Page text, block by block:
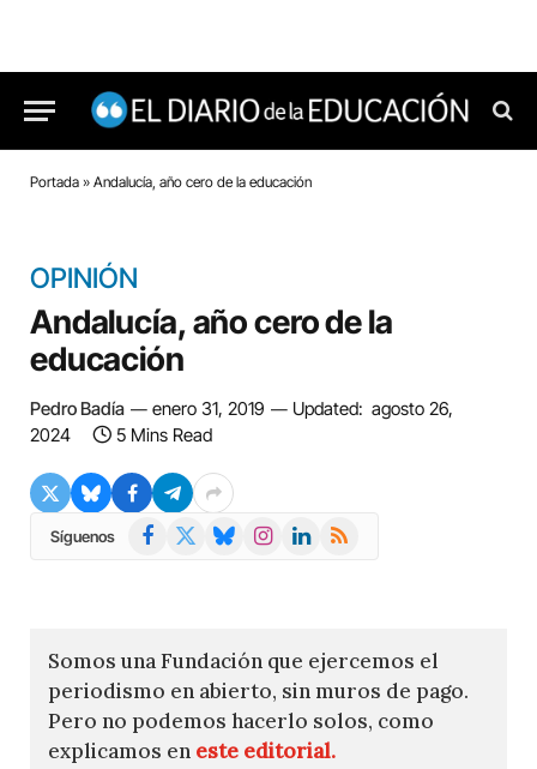
Portada » Andalucía, año cero de la educación
OPINIÓN
Andalucía, año cero de la
educación
Pedro Badía enero 31, 2019 Updated: agosto 26,
2024
5 Mins Read
Síguenos Facebook BlueskyInstagramLinkedIn
RSS
Somos una Fundación que ejercemos el
periodismo en abierto, sin muros de pago.
Pero no podemos hacerlo solos, como
explicamos en este editorial.